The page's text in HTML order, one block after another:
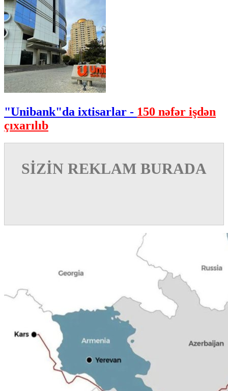
"Unibank"da ixtisarlar - 150 nəfər işdən
çıxarılıb
SİZİN REKLAM BURADA